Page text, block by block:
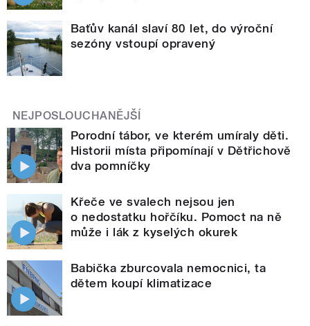
Baťův kanál slaví 80 let, do výroční
sezóny vstoupí opravený
NEJPOSLOUCHANĚJŠÍ
Porodní tábor, ve kterém umíraly děti.
Historii místa připomínají v Dětřichově
dva pomníčky
Křeče ve svalech nejsou jen
o nedostatku hořčíku. Pomoct na ně
může i lák z kyselých okurek
Babička zburcovala nemocnici, ta
dětem koupí klimatizace